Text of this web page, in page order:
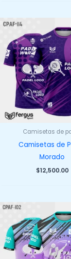
Camisetas de
Camisetas de
Morado
$12,500.00